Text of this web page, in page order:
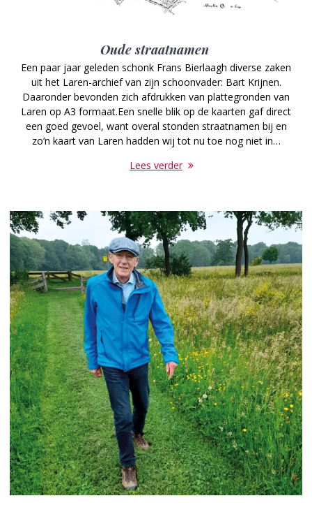
Oude straatnamen
Een paar jaar geleden schonk Frans Bierlaagh diverse zaken
uit het Laren-archief van zijn schoonvader: Bart Krijnen.
Daaronder bevonden zich afdrukken van plattegronden van
Laren op A3 formaat.Een snelle blik op de kaarten gaf direct
een goed gevoel, want overal stonden straatnamen bij en
zo’n kaart van Laren hadden wij tot nu toe nog niet in…
Lees verder